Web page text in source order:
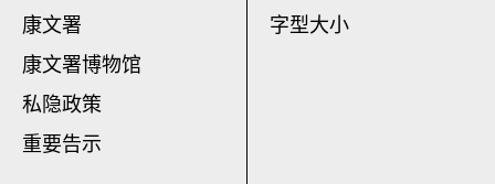
康文署
康文署博物馆
私隐政策
重要告示
字型大小